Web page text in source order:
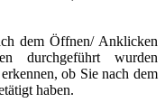
dem Öffnen/ Anklicken
durchgeführt wurden
ob Sie nach dem
haben.